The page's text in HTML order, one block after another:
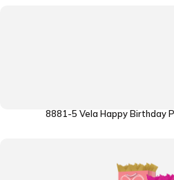
8881-5 Vela Happy Birthday